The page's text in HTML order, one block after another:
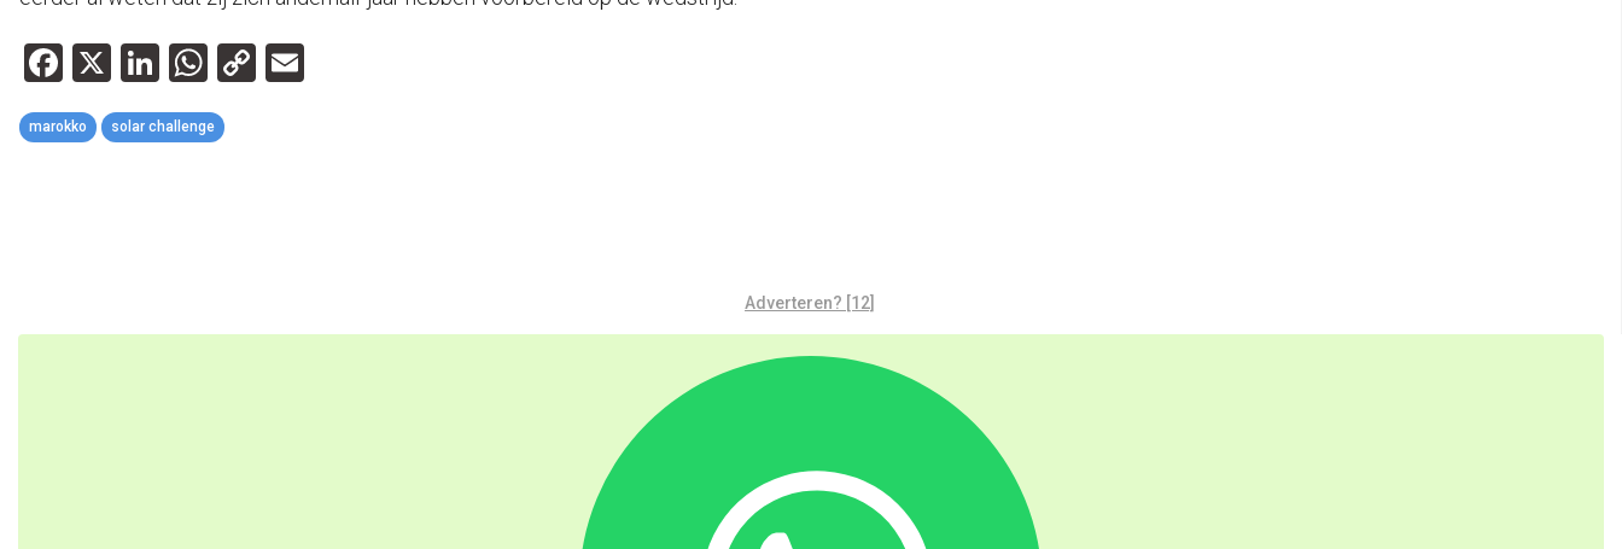
Facebook
X LinkedIn
WhatsApp
Copy
marokko solar challenge
Adverteren? [12]